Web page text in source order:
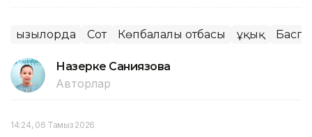
Қызылорда Сот Көпбалалы отбасы Құқық
Назерке Саниязова
Авторлар
14:24, 06 Тамыз 2026